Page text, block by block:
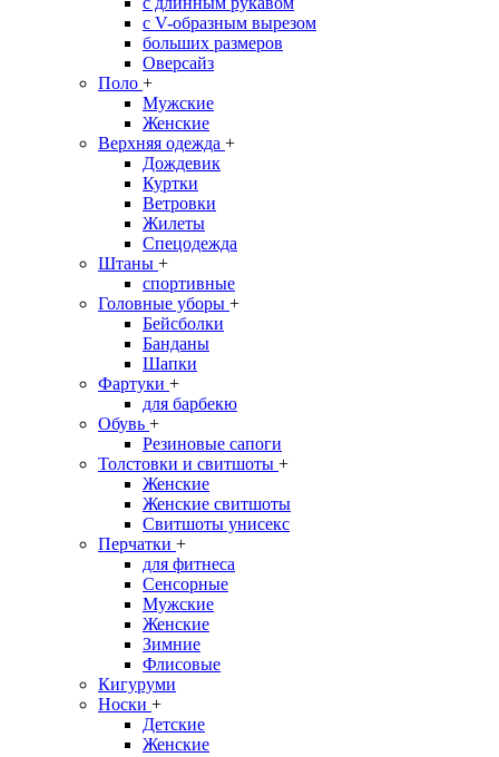
с V-образным вырезом
больших размеров
Оверсайз
Поло +
Мужские
Женские
Верхняя одежда +
Дождевик
Куртки
Ветровки
Жилеты
Спецодежда
Штаны +
спортивные
Головные уборы +
Бейсболки
Банданы
Шапки
Фартуки +
для барбекю
Обувь +
Резиновые сапоги
Толстовки и свитшоты +
Женские
Женские свитшоты
Свитшоты унисекс
Перчатки +
для фитнеса
Сенсорные
Мужские
Женские
Зимние
Флисовые
Кигуруми
Носки +
Детские
Женские